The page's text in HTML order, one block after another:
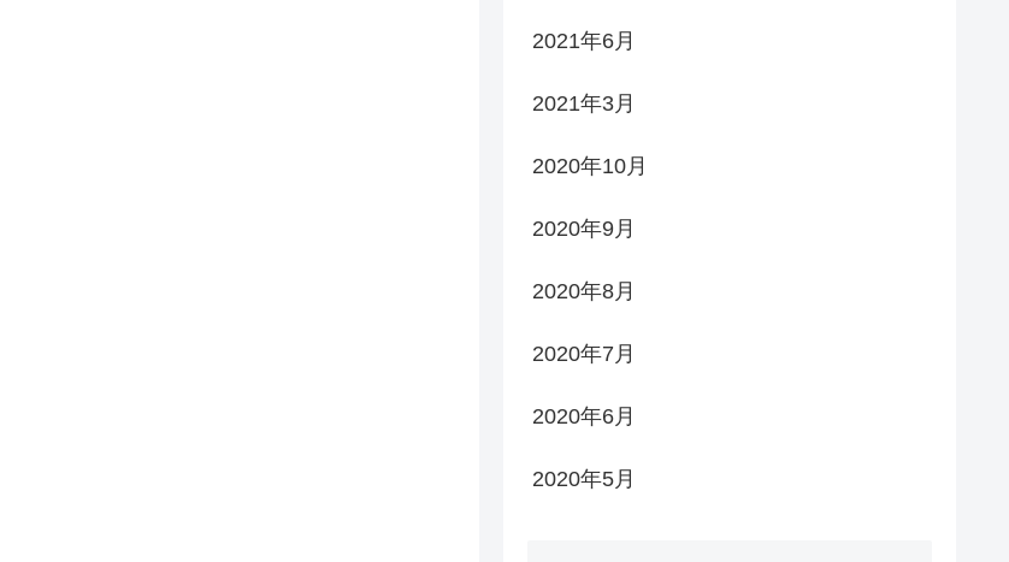
2021年6月
2021年3月
2020年10月
2020年9月
2020年8月
2020年7月
2020年6月
2020年5月